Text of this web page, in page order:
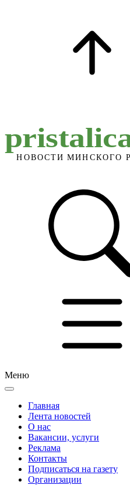
Меню
Главная
Лента новостей
О нас
Вакансии, услуги
Реклама
Контакты
Подписаться на газету
Организации